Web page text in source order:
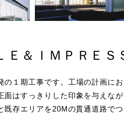
Ｅ＆ＩＭＰＲＥＳ
の１期工事です。工場の計画に
面はすっきりした印象を与えな
既存エリアを20Mの貫通道路で